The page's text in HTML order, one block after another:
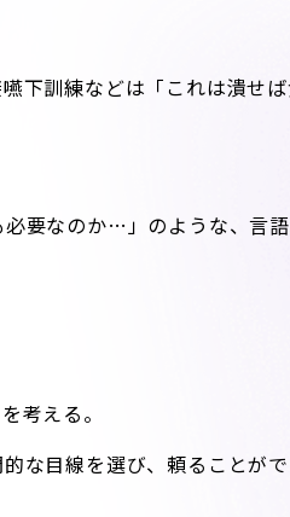
下訓練などは「これは潰せ
要なのか…」のような、言
考える。
な目線を選び、頼ることがで